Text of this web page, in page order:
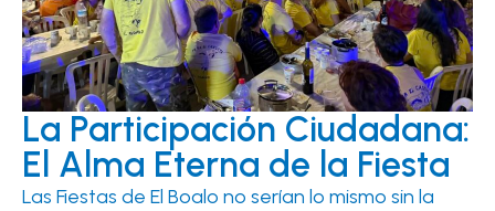
La Participación Ciudadana:
El Alma Eterna de la Fiesta
Las Fiestas de El Boalo no serían lo mismo sin la